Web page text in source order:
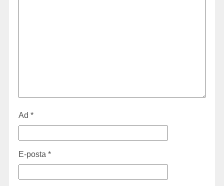
Ad *
E-posta *